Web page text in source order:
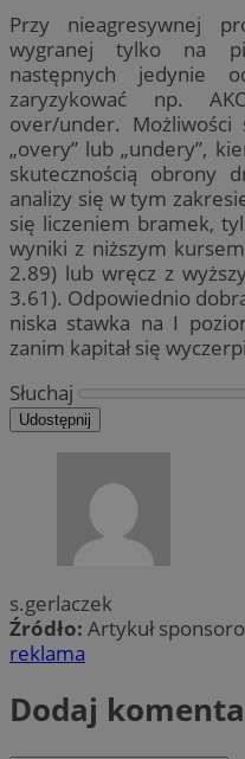
Przy nieagresywnej
wygranej tylko na
następnych jedynie
zaryzykować np.
over/under.
„overy” lub „undery”,
skutecznością obrony
analizy się w tym
się liczeniem bramek,
wyniki z niższym
2.89) lub wręcz z
3.61). Odpowiednio
niska stawka na I
zanim kapitał się
Słuchaj
Udostępnij
s.gerlaczek
Źródło: Artykuł
reklama
Dodaj